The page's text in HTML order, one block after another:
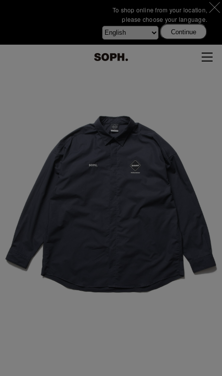
To shop online from your location,
please choose your language.
Continue